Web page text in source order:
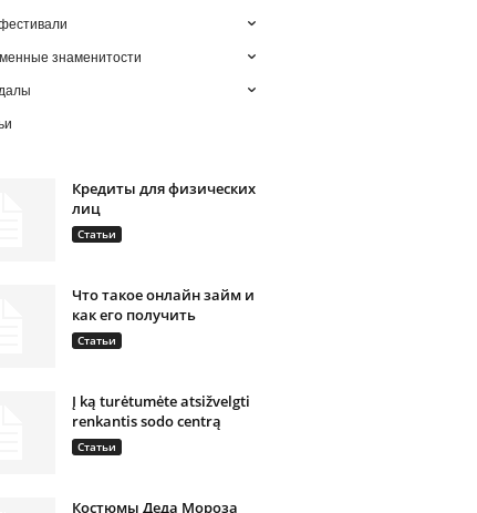
знаменитости
Кредиты для физических
лиц
Статьи
Что такое онлайн займ и
как его получить
Статьи
Į ką turėtumėte atsižvelgti
renkantis sodo centrą
Статьи
Костюмы Деда Мороза